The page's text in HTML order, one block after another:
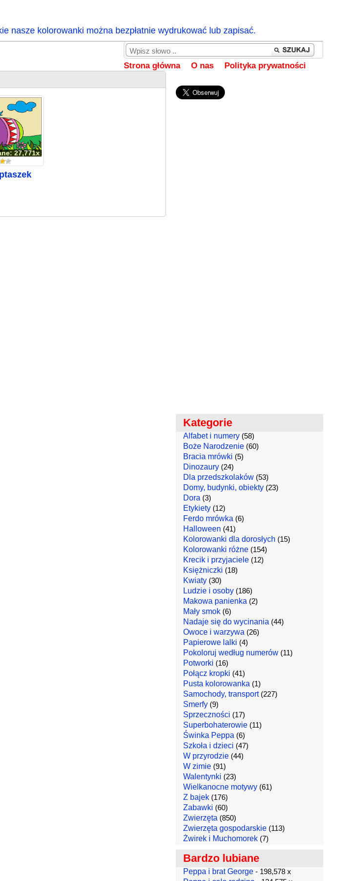
nasze kolorowanki można bezpłatnie wydrukować lub zapisać.
Strona główna O nas Polityka prywatności
27,771x
Kategorie
Alfabet i numery(58)
Boże Narodzenie(60)
Bracia mrówki (5)
Dinozaury(24)
Dla przedszkolaków(53)
Domy, budynki, obiekty(23)
Dora (3)
Etykiety(12)
Ferdo mrówka (6)
Halloween (41)
Kolorowanki dla dorosłych (15)
Kolorowanki różne(154)
Krecik i przyjaciele(12)
Księżniczki (18)
Kwiaty(30)
Ludzie i osoby(186)
Makowa panienka (2)
Mały smok(6)
Nadaje się do wycinania (44)
Owoce i warzywa (26)
Papierowe lalki (4)
Pokoloruj według numerów(11)
Potworki (16)
Połącz kropki (41)
Pusta kolorowanka (1)
Samochody, transport(227)
Smerfy(9)
Sprzeczności (17)
Superbohaterowie(11)
Świnka Peppa (6)
Szkoła i dzieci (47)
W przyrodzie(44)
W zimie(91)
Walentynki (23)
Wielkanocne motywy(61)
Z bajek(176)
Zabawki (60)
Zwierzęta (850)
Zwierzęta gospodarskie(113)
Żwirek i Muchomorek(7)
Bardzo lubiane
Peppa i brat George- 198,578 x